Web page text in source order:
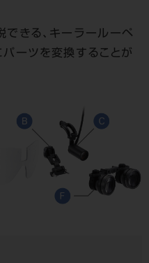
できる、キーラールーペ
パーツを変換することが